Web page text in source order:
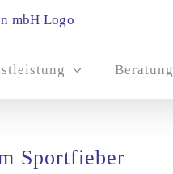
Beratung
Sportfieber